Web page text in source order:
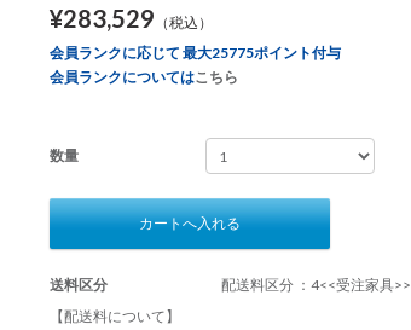
¥283,529 （税込）
会員ランクに応じて 最大25775ポイント付与
会員ランクについてはこちら
数量
カートへ入れる
送料区分
配送料区分 ：4<<受注家具>>
【配送料について】